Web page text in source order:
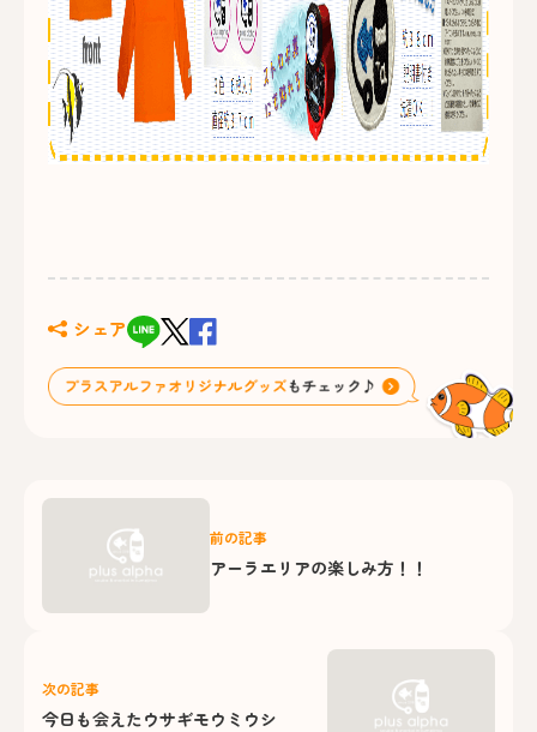
シェア
前の記事
アーラエリアの楽しみ方！！
次の記事
今日も会えたウサギモウミウシ